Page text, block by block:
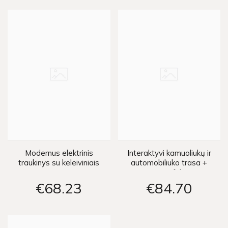
Modernus elektrinis
traukinys su keleiviniais
€68 23
Interaktyvi kamuoliukų ir
automobiliuko trasa +
garso efektai
€84 70